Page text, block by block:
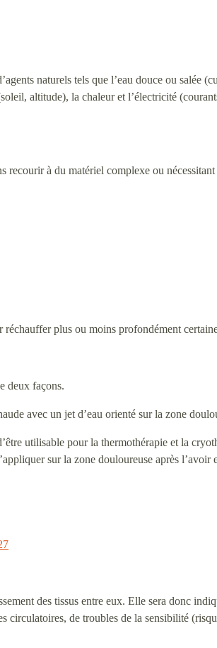
naturels tels que l’eau douce ou salée
altitude), la chaleur et l’électricité
à du matériel complexe ou
plus ou moins profondément
deux façons.
avec un jet d’eau orienté sur la zone
utilisable pour la thermothérapie et la
sur la zone douloureuse après
des tissus entre eux. Elle sera donc
de troubles de la sensibilité